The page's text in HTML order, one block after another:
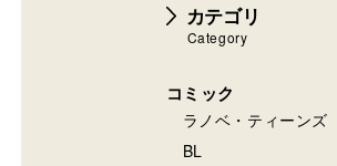
カテゴリ
Category
コミック
ラノベ・ティーンズ
BL